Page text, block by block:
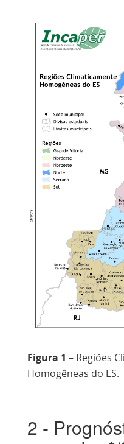
Figura 1 – Regiões
Homogêneas do ES.
2 -